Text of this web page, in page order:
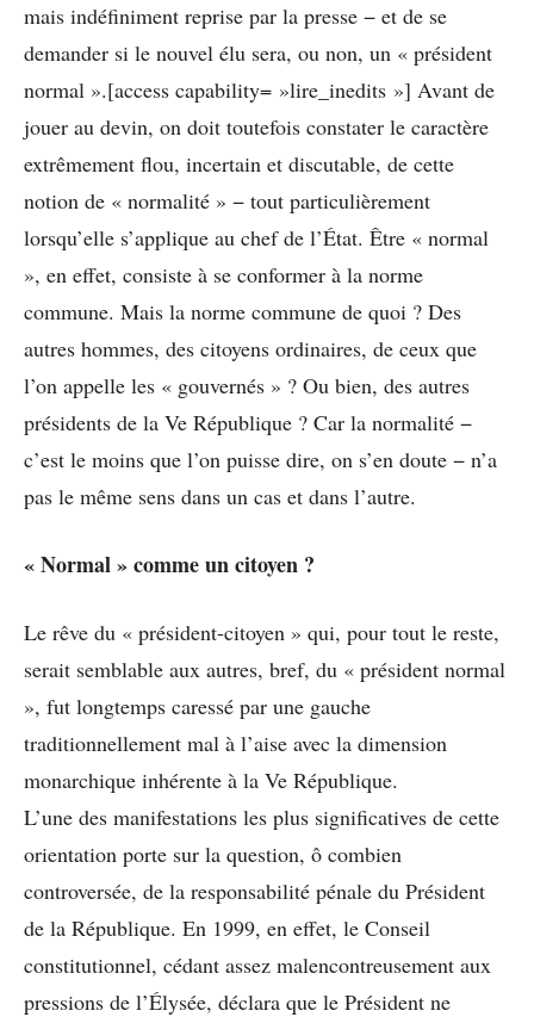
mais indéfiniment reprise par la presse − et de se
demander si le nouvel élu sera, ou non, un « président
normal ».[access capability= »lire_inedits »] Avant de
jouer au devin, on doit toutefois constater le caractère
extrêmement flou, incertain et discutable, de cette
notion de « normalité » − tout particulièrement
lorsqu’elle s’applique au chef de l’État. Être « normal
», en effet, consiste à se conformer à la norme
commune. Mais la norme commune de quoi ? Des
autres hommes, des citoyens ordinaires, de ceux que
l’on appelle les « gouvernés » ? Ou bien, des autres
présidents de la Ve République ? Car la normalité −
c’est le moins que l’on puisse dire, on s’en doute − n’a
pas le même sens dans un cas et dans l’autre.
« Normal » comme un citoyen ?
Le rêve du « président-citoyen » qui, pour tout le reste,
serait semblable aux autres, bref, du « président normal
», fut longtemps caressé par une gauche
traditionnellement mal à l’aise avec la dimension
monarchique inhérente à la Ve République.
L’une des manifestations les plus significatives de cette
orientation porte sur la question, ô combien
controversée, de la responsabilité pénale du Président
de la République. En 1999, en effet, le Conseil
constitutionnel, cédant assez malencontreusement aux
pressions de l’Élysée, déclara que le Président ne